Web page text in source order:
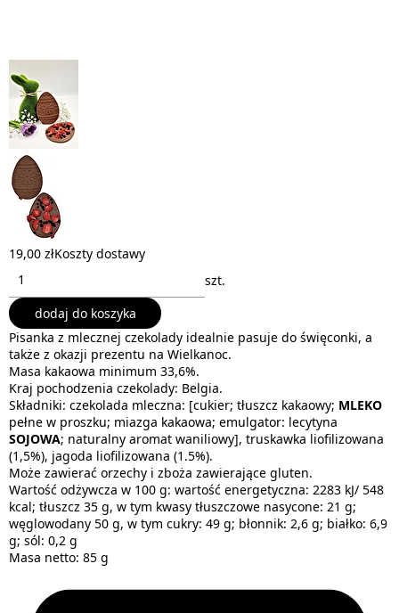
19,00 złKoszty dostawy
szt.
dodaj do koszyka
Pisanka z mlecznej czekolady idealnie pasuje do święconki, a
także z okazji prezentu na Wielkanoc.
Masa kakaowa minimum 33,6%.
Kraj pochodzenia czekolady: Belgia.
Składniki: czekolada mleczna: [cukier; tłuszcz kakaowy; MLEKO
pełne w proszku; miazga kakaowa; emulgator: lecytyna
SOJOWA; naturalny aromat waniliowy], truskawka liofilizowana
(1,5%), jagoda liofilizowana (1.5%).
Może zawierać orzechy i zboża zawierające gluten.
Wartość odżywcza w 100 g: wartość energetyczna: 2283 kJ/ 548
kcal; tłuszcz 35 g, w tym kwasy tłuszczowe nasycone: 21 g;
węglowodany 50 g, w tym cukry: 49 g; błonnik: 2,6 g; białko: 6,9
g; sól: 0,2 g
Masa netto: 85 g